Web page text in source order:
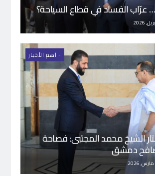
عرّاب الفساد في قطاع السياحة؟
- اَهم الأخبار
الشيخ محمد المجتبى: فصاحة
دمشق